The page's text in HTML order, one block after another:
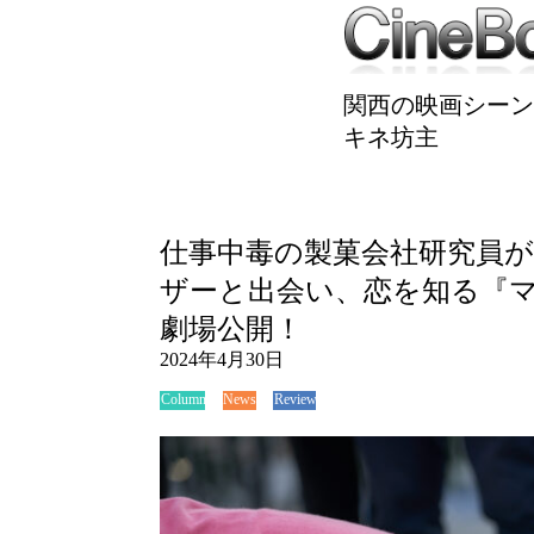
関西の映画シー
キネ坊主
仕事中毒の製菓会社研究員
ザーと出会い、恋を知る『
劇場公開！
2024年4月30日
Column News Review